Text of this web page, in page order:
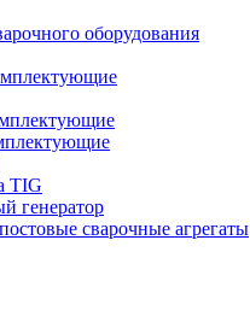
оборудования
TIG
генератор
сварочные агрегаты